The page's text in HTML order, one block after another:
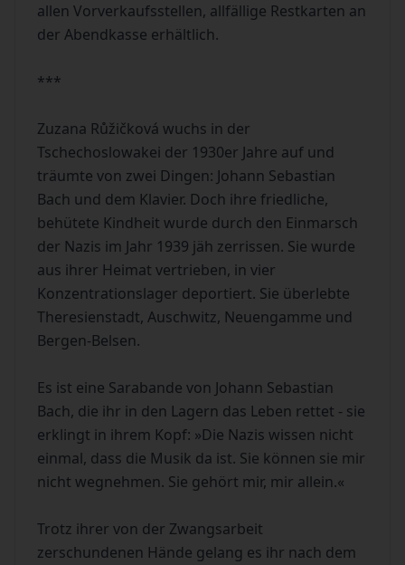
allen Vorverkaufsstellen, allfällige Restkarten an
der Abendkasse erhältlich.
***
Zuzana Růžičková wuchs in der
Tschechoslowakei der 1930er Jahre auf und
träumte von zwei Dingen: Johann Sebastian
Bach und dem Klavier. Doch ihre friedliche,
behütete Kindheit wurde durch den Einmarsch
der Nazis im Jahr 1939 jäh zerrissen. Sie wurde
aus ihrer Heimat vertrieben, in vier
Konzentrationslager deportiert. Sie überlebte
Theresienstadt, Auschwitz, Neuengamme und
Bergen-Belsen.
Es ist eine Sarabande von Johann Sebastian
Bach, die ihr in den Lagern das Leben rettet - sie
erklingt in ihrem Kopf: »Die Nazis wissen nicht
einmal, dass die Musik da ist. Sie können sie mir
nicht wegnehmen. Sie gehört mir, mir allein.«
Trotz ihrer von der Zwangsarbeit
zerschundenen Hände gelang es ihr nach dem